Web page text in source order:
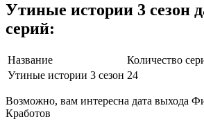
Утиные истории 3 сезон
серий:
Название Количество
Утиные истории 3 сезон 24
Возможно, вам интересна дата выхода
Кработов